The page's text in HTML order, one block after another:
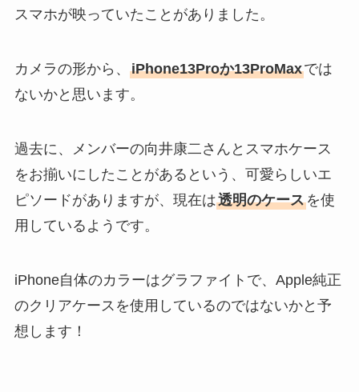
スマホが映っていたことがありました。
カメラの形から、 iPhone13Proか13ProMaxでは
ないかと思います。
過去に、メンバーの向井康二さんとスマホケース
をお揃いにしたことがあるという、可愛らしいエ
ピソードがありますが、現在は透明のケースを使
用しているようです。
iPhone自体のカラーはグラファイトで、Apple純正
のクリアケースを使用しているのではないかと予
想します！